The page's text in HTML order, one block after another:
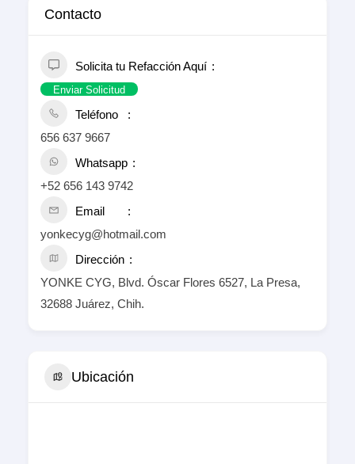
Contacto
Solicita tu Refacción Aquí
Enviar Solicitud
Teléfono
656 637 9667
Whatsapp
+52 656 143 9742
Email
yonkecyg@hotmail.com
Dirección
YONKE CYG, Blvd. Óscar Flores 6527, La Presa,
32688 Juárez, Chih.
Ubicación